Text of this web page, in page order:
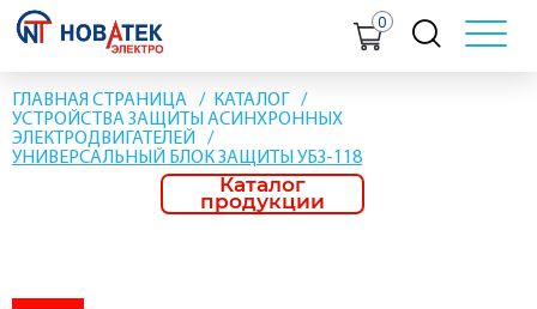
0
ГЛАВНАЯ СТРАНИЦА
КАТАЛОГ
УСТРОЙСТВА ЗАЩИТЫ АСИНХРОННЫХ
ЭЛЕКТРОДВИГАТЕЛЕЙ
УНИВЕРСАЛЬНЫЙ БЛОК ЗАЩИТЫ УБЗ-118
Каталог
продукции